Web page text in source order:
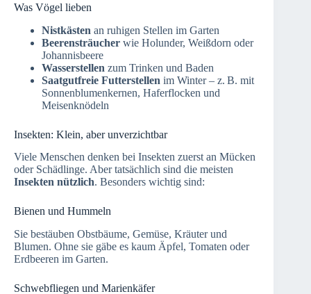
Was Vögel lieben
Nistkästen an ruhigen Stellen im Garten
Beerensträucher wie Holunder, Weißdorn oder
Johannisbeere
Wasserstellen zum Trinken und Baden
Saatgutfreie Futterstellen im Winter – z. B. mit
Sonnenblumenkernen, Haferflocken und
Meisenknödeln
Insekten: Klein, aber unverzichtbar
Viele Menschen denken bei Insekten zuerst an Mücken
oder Schädlinge. Aber tatsächlich sind die meisten
Insekten nützlich. Besonders wichtig sind:
Bienen und Hummeln
Sie bestäuben Obstbäume, Gemüse, Kräuter und
Blumen. Ohne sie gäbe es kaum Äpfel, Tomaten oder
Erdbeeren im Garten.
Schwebfliegen und Marienkäfer